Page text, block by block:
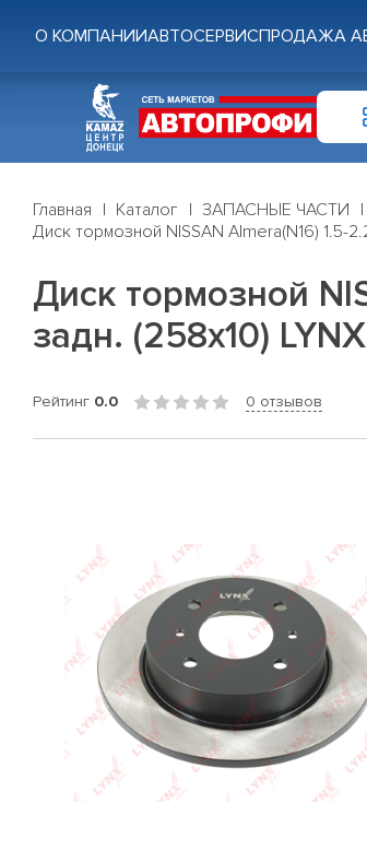
О КОМПАНИИАВТОСЕРВИСПРОДАЖА
Главная Каталог ЗАПАСНЫЕ ЧАСТИ
Диск тормозной NISSAN Almera(N16) 1.5-
Диск тормозной
задн. (258x10) LYNX
Рейтинг 0.0 0 отзывов